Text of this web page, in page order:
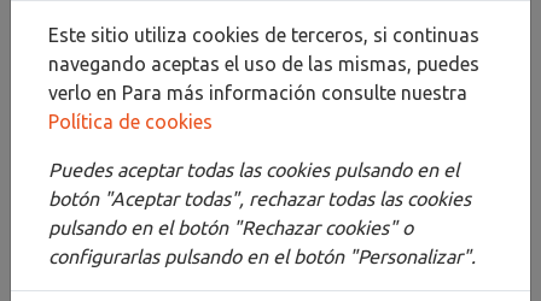
Compartir
Descripción
Detalles
Adjuntos
Este sitio utiliza cookies de terceros, si continuas
navegando aceptas el uso de las mismas, puedes
verlo en Para más información consulte nuestra
Política de cookies
Puedes aceptar todas las cookies pulsando en el
botón "Aceptar todas", rechazar todas las cookies
pulsando en el botón "Rechazar cookies" o
configurarlas pulsando en el botón "Personalizar".